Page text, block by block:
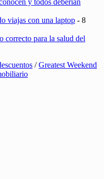
viajas con una laptop - 8
correcto para la salud del
/Greatest Weekend